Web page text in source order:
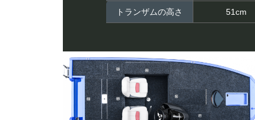
トランザムの高さ 51cm